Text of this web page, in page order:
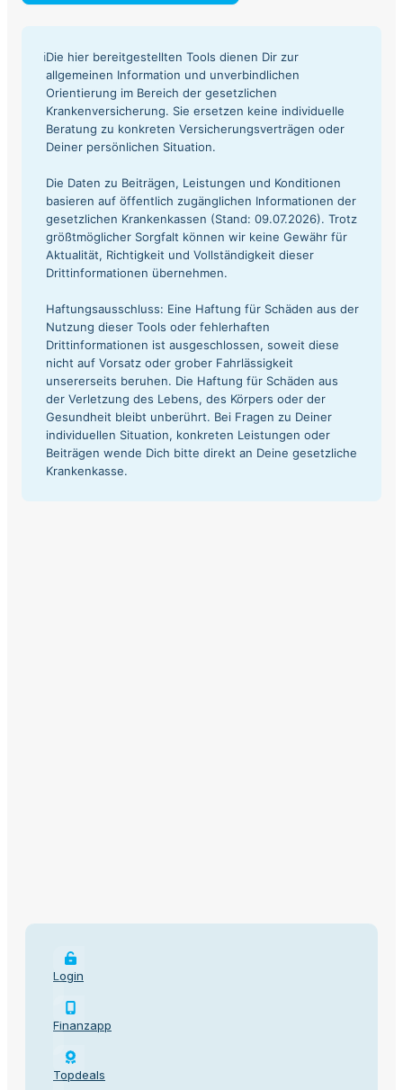
ℹDie hier bereitgestellten Tools dienen Dir zur
allgemeinen Information und unverbindlichen
Orientierung im Bereich der gesetzlichen
Krankenversicherung. Sie ersetzen keine individuelle
Beratung zu konkreten Versicherungsverträgen oder
Deiner persönlichen Situation.
Die Daten zu Beiträgen, Leistungen und Konditionen
basieren auf öffentlich zugänglichen Informationen der
gesetzlichen Krankenkassen (Stand: 09.07.2026). Trotz
größtmöglicher Sorgfalt können wir keine Gewähr für
Aktualität, Richtigkeit und Vollständigkeit dieser
Drittinformationen übernehmen.
Haftungsausschluss: Eine Haftung für Schäden aus der
Nutzung dieser Tools oder fehlerhaften
Drittinformationen ist ausgeschlossen, soweit diese
nicht auf Vorsatz oder grober Fahrlässigkeit
unsererseits beruhen. Die Haftung für Schäden aus
der Verletzung des Lebens, des Körpers oder der
Gesundheit bleibt unberührt. Bei Fragen zu Deiner
individuellen Situation, konkreten Leistungen oder
Beiträgen wende Dich bitte direkt an Deine gesetzliche
Krankenkasse.
Login
Finanzapp
Topdeals